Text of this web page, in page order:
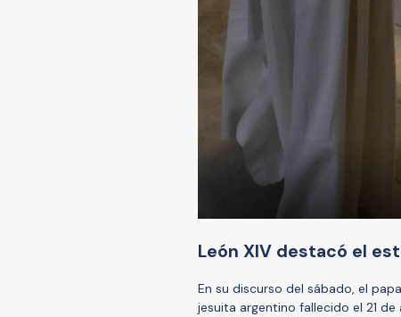
León XIV destacó el
En su discurso del sábado, el
jesuita argentino fallecido el 21